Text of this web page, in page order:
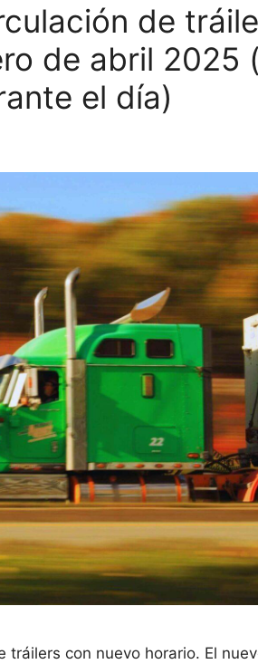
de
de abril 2025
el día)
con nuevo horario. El